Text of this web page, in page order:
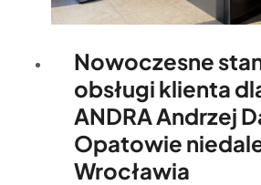
Nowoczesne
obsługi klienta
ANDRA Andrzej
Opatowie
Wrocławia